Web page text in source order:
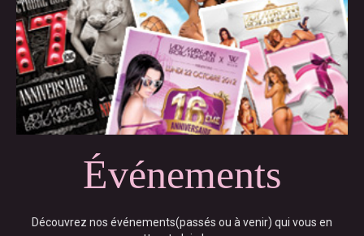
Événements
Découvrez nos événements(passés ou à venir) qui vous en